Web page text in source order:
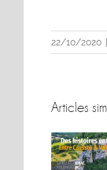
22/10/2020 |
Articles